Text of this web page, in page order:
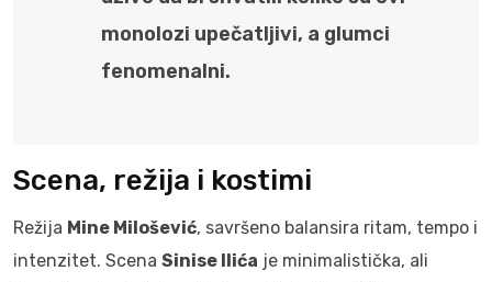
monolozi upečatljivi, a glumci
fenomenalni.
Scena, režija i kostimi
Režija Mine Milošević, savršeno balansira ritam, tempo i
intenzitet. Scena Sinise Ilića je minimalistička, ali